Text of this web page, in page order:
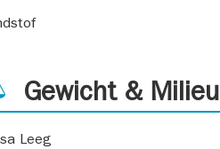
Gewicht & Milieu
Leeg